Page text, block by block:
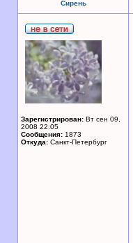
Сирень
Зарегистрирован: Вт сен 09,
2008 22:05
Сообщения: 1873
Откуда: Санкт-Петербург